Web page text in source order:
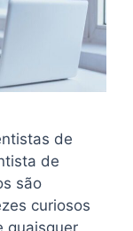
de
de
são
curiosos
quaisquer